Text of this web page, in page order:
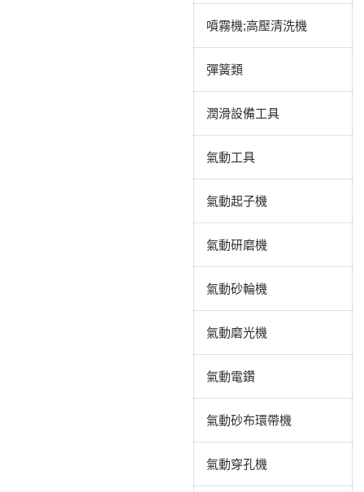
噴霧機;高壓清洗機
彈簧類
潤滑設備工具
氣動工具
氣動起子機
氣動研磨機
氣動砂輪機
氣動磨光機
氣動電鑽
氣動砂布環帶機
氣動穿孔機